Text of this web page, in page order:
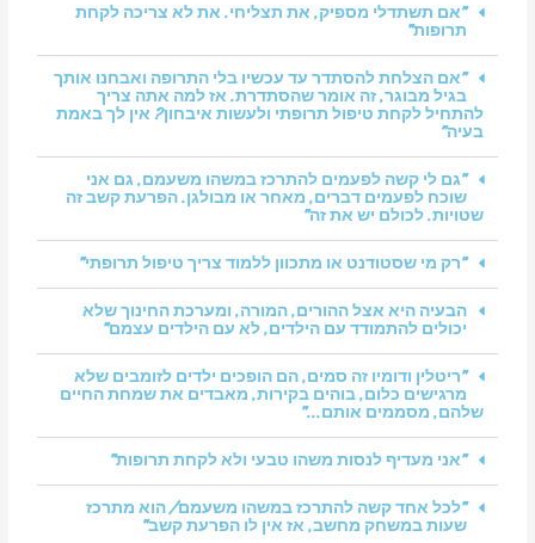
"אם תשתדלי מספיק, את תצליחי. את לא צריכה לקחת
תרופות"
"אם הצלחת להסתדר עד עכשיו בלי התרופה ואבחנו אותך
בגיל מבוגר, זה אומר שהסתדרת. אז למה אתה צריך
להתחיל לקחת טיפול תרופתי ולעשות איבחון? אין לך באמת
בעיה"
"גם לי קשה לפעמים להתרכז במשהו משעמם, גם אני
שוכח לפעמים דברים, מאחר או מבולגן. הפרעת קשב זה
שטויות. לכולם יש את זה"
"רק מי שסטודנט או מתכוון ללמוד צריך טיפול תרופתי"
הבעיה היא אצל ההורים, המורה, ומערכת החינוך שלא
יכולים להתמודד עם הילדים, לא עם הילדים עצמם"
"ריטלין ודומיו זה סמים, הם הופכים ילדים לזומבים שלא
מרגישים כלום, בוהים בקירות, מאבדים את שמחת החיים
שלהם, מסממים אותם..."
"אני מעדיף לנסות משהו טבעי ולא לקחת תרופות"
"לכל אחד קשה להתרכז במשהו משעמם/ הוא מתרכז
שעות במשחק מחשב, אז אין לו הפרעת קשב"